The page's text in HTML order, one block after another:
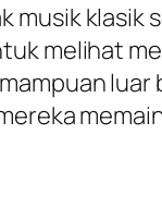
klasik
melihat